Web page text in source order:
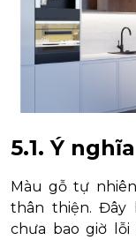
5.1. Ý nghĩa
Màu gỗ tự
thân thiện. Đây
chưa bao giờ